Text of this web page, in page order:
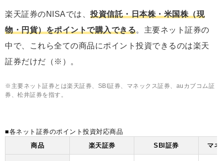
楽天証券のNISAでは、 投資信託・日本株・米国株（現
物・円貨）をポイントで購入できる。主要ネット証券の
中で、これら全ての商品にポイント投資できるのは楽天
証券だけだ（※）。
※主要ネット証券とは楽天証券、SBI証券、マネックス証券、auカブコム証
券、松井証券を指す。
■各ネット証券のポイント投資対応商品
商品
楽天証券 SBI証券 マ